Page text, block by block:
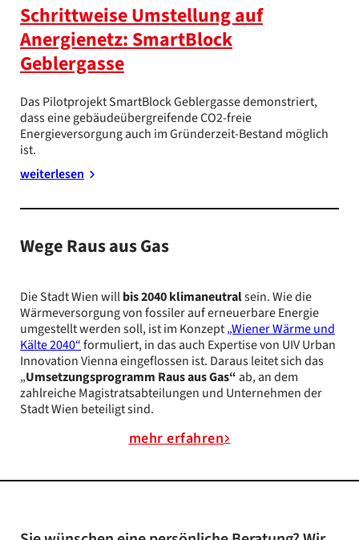
Schrittweise Umstellung auf
Anergienetz: SmartBlock
Geblergasse
Das Pilotprojekt SmartBlock Geblergasse demonstriert,
dass eine gebäudeübergreifende CO2-freie
Energieversorgung auch im Gründerzeit-Bestand möglich
ist.
weiterlesen
Wege Raus aus Gas
Die Stadt Wien willbis 2040 klimaneutralsein. Wie die
Wärmeversorgung von fossiler auf erneuerbare Energie
umgestellt werden soll, ist im Konzept„Wiener Wärme und
Kälte 2040“formuliert, in das auch Expertise von UIV Urban
Innovation Vienna eingeflossen ist. Daraus leitet sich das
„Umsetzungsprogramm Raus aus Gas“ ab, an dem
zahlreiche Magistratsabteilungen und Unternehmen der
Stadt Wien beteiligt sind.
mehr erfahren